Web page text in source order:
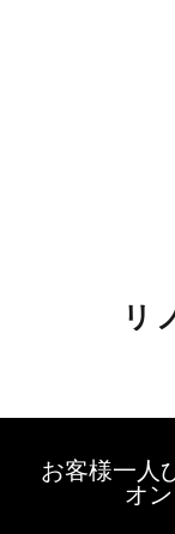
リ
お客様一人
オ